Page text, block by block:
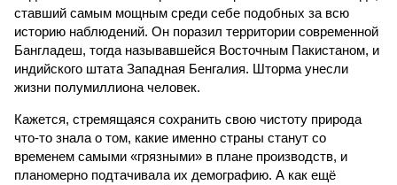
ставший самым мощным среди себе подобных за всю
историю наблюдений. Он поразил территории современной
Бангладеш, тогда называвшейся Восточным Пакистаном, и
индийского штата Западная Бенгалия. Шторма унесли
жизни полумиллиона человек.
Кажется, стремящаяся сохранить свою чистоту природа
что-то знала о том, какие именно страны станут со
временем самыми «грязными» в плане производств, и
планомерно подтачивала их демографию. А как ещё